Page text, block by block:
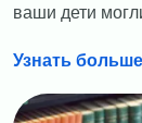
ваши дети
Узнать больше
Image